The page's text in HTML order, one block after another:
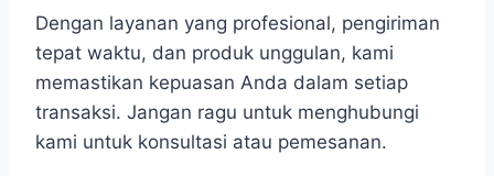
Dengan layanan yang profesional, pengiriman
tepat waktu, dan produk unggulan, kami
memastikan kepuasan Anda dalam setiap
transaksi. Jangan ragu untuk menghubungi
kami untuk konsultasi atau pemesanan.